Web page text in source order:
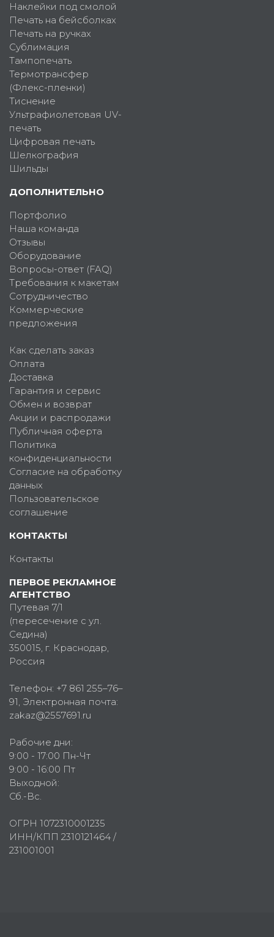
Наклейки под смолой
Печать на бейсболках
Печать на ручках
Сублимация
Тампопечать
Термотрансфер
(Флекс-пленки)
Тиснение
Ультрафиолетовая UV-
печать
Цифровая печать
Шелкография
Шильды
ДОПОЛНИТЕЛЬНО
Портфолио
Наша команда
Отзывы
Оборудование
Вопросы-ответ (FAQ)
Требования к макетам
Сотрудничество
Коммерческие
предложения
Как сделать заказ
Оплата
Доставка
Гарантия и сервис
Обмен и возврат
Акции и распродажи
Публичная оферта
Политика
конфиденциальности
Согласие на обработку
данных
Пользовательское
соглашение
КОНТАКТЫ
Контакты
ПЕРВОЕ РЕКЛАМНОЕ
АГЕНТСТВО
Путевая 7/1
(пересечение с ул.
Седина)
350015, г. Краснодар,
Россия
Телефон: +7 861 255–76–
91, Электронная почта:
zakaz@2557691.ru
Рабочие дни:
9:00 - 17:00 Пн-Чт
9:00 - 16:00 Пт
Выходной:
Сб.-Вс.
ОГРН 1072310001235
ИНН/КПП 2310121464 /
231001001